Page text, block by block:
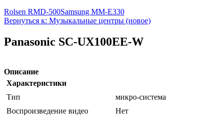
Rolsen RMD-500Samsung MM-E330
Вернуться к: Музыкальные центры (новое)
Panasonic SC-UX100EE-W
Описание
Характеристики
Тип
микро-система
Воспроизведение видео
Нет